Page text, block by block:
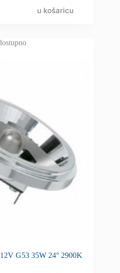
u košaricu
G53 35W 24° 2900K